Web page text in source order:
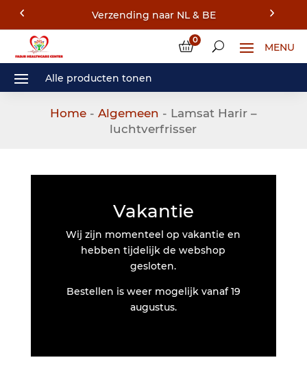
Verzending naar NL & BE
0
Home- Algemeen - Lamsat Harir –
luchtverfrisser
Vakantie
Wij zijn momenteel op vakantie en
hebben tijdelijk de webshop
gesloten.
Bestellen is weer mogelijk vanaf 19
augustus.